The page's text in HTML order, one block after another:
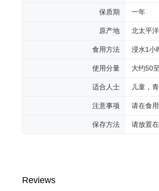
保质期 一年
原产地 北太平洋
食用方法 浸水1小
使用分量 大约50
适合人士 儿童，
注意事项 请在食
保存方法 请放置
Reviews